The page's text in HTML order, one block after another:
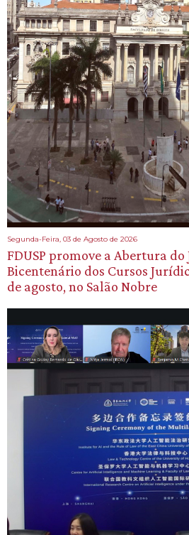
Segunda-Feira, 03 de Agosto de 2026
FDUSP promove a Abertura do
Bicentenário dos Cursos
de agosto, no Salão Nobre